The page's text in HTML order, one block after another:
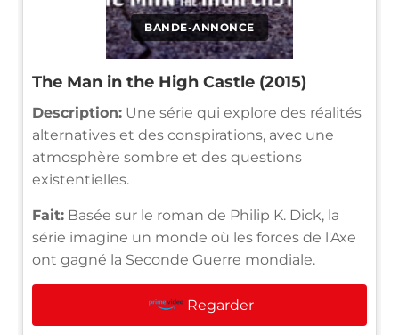
BANDE-ANNONCE
The Man in the High Castle (2015)
Description: Une série qui explore des réalités
alternatives et des conspirations, avec une
atmosphère sombre et des questions
existentielles.
Fait: Basée sur le roman de Philip K. Dick, la
série imagine un monde où les forces de l'Axe
ont gagné la Seconde Guerre mondiale.
Regarder